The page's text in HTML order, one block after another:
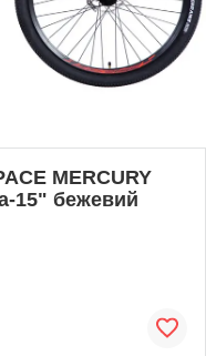
MERCURY
15" бежевий